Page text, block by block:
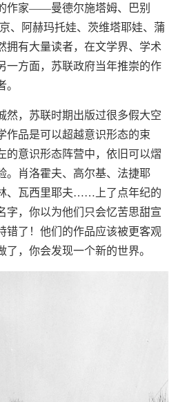
作家——曼德尔施塔姆、巴别
、阿赫玛托娃、茨维塔耶娃、蒲
拥有大量读者，在文学界、学术
一方面，苏联政府当年推崇的作
然，苏联时期出版过很多假大空
作品是可以超越意识形态的束
的意识形态阵营中，依旧可以熠
。肖洛霍夫、高尔基、法捷耶
、瓦西里耶夫……上了点年纪的
字，你以为他们只会忆苦思甜宣
错了！他们的作品应该被更客观
，你会发现一个新的世界。